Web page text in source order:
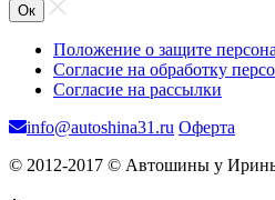
Ок
Положение о защите
Согласие на обработку
Согласие на рассылки
info@autoshina31.ru Оферта
© 2012-2017 © Автошины у